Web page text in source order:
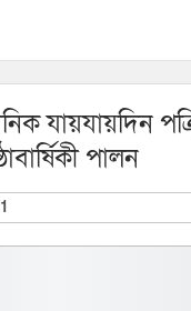
যায়যায়দিন
পালন